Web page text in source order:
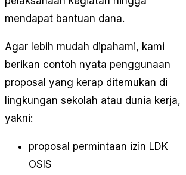
mendapat bantuan dana.
Agar lebih mudah dipahami, kami
berikan contoh nyata penggunaan
proposal yang kerap ditemukan di
lingkungan sekolah atau dunia kerja,
yakni:
proposal permintaan izin LDK
OSIS